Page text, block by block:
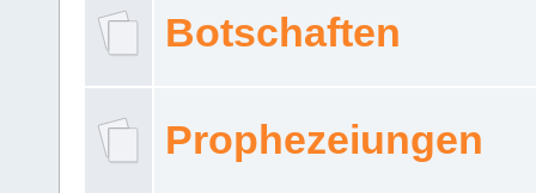
Botschaften
Prophezeiungen